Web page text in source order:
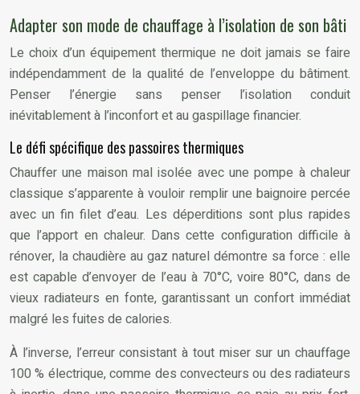
Adapter son mode de chauffage à l’isolation de son bâti
Le choix d’un équipement thermique ne doit jamais se faire
indépendamment de la qualité de l’enveloppe du bâtiment.
Penser l’énergie sans penser l’isolation conduit
inévitablement à l’inconfort et au gaspillage financier.
Le défi spécifique des passoires thermiques
Chauffer une maison mal isolée avec une pompe à chaleur
classique s’apparente à vouloir remplir une baignoire percée
avec un fin filet d’eau. Les déperditions sont plus rapides
que l’apport en chaleur. Dans cette configuration difficile à
rénover, la chaudière au gaz naturel démontre sa force : elle
est capable d’envoyer de l’eau à 70°C, voire 80°C, dans de
vieux radiateurs en fonte, garantissant un confort immédiat
malgré les fuites de calories.
À l’inverse, l’erreur consistant à tout miser sur un chauffage
100 % électrique, comme des convecteurs ou des radiateurs